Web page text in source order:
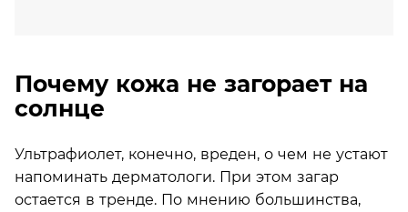
Почему кожа не загорает на
солнце
Ультрафиолет, конечно, вреден, о чем не устают
напоминать дерматологи. При этом загар
остается в тренде. По мнению большинства,